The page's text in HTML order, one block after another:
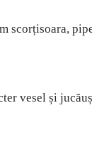
scorțisoara,
vesel și